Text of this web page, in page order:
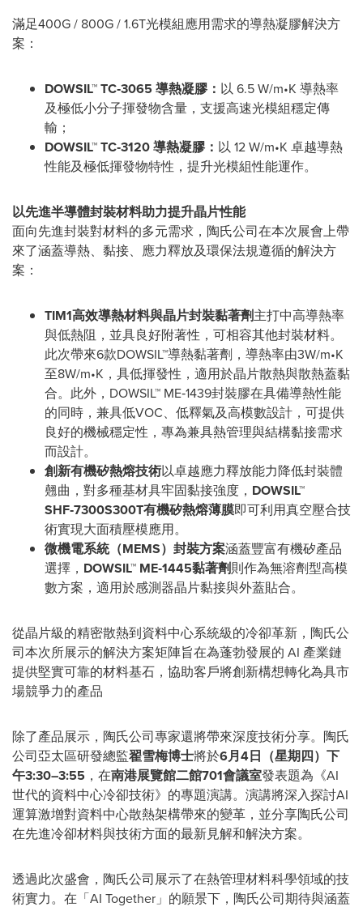
滿足400G / 800G / 1.6T光模組應用需求的導熱凝膠解決方
案：
DOWSIL™ TC‑3065 導熱凝膠： 以 6.5 W/m•K 導熱率
及極低小分子揮發物含量，支援高速光模組穩定傳
輸；
DOWSIL™ TC‑3120導熱凝膠： 以 12 W/m•K 卓越導熱
性能及極低揮發物特性，提升光模組性能運作。
以先進半導體封裝材料助力提升晶片性能
面向先進封裝對材料的多元需求，陶氏公司在本次展會上帶
來了涵蓋導熱、黏接、應力釋放及環保法規遵循的解決方
案：
TIM1高效導熱材料與晶片封裝黏著劑主打中高導熱率
與低熱阻，並具良好附著性，可相容其他封裝材料。
此次帶來6款DOWSIL™導熱黏著劑，導熱率由3W/m•K
至8W/m•K，具低揮發性，適用於晶片散熱與散熱蓋黏
合。此外，DOWSIL™ ME‑1439封裝膠在具備導熱性能
的同時，兼具低VOC、低釋氣及高模數設計，可提供
良好的機械穩定性，專為兼具熱管理與結構黏接需求
而設計。
創新有機矽熱熔技術以卓越應力釋放能力降低封裝體
翹曲，對多種基材具牢固黏接強度， DOWSIL™
SHF‑7300S300T有機矽熱熔薄膜即可利用真空壓合技
術實現大面積壓模應用。
微機電系統（MEMS）封裝方案涵蓋豐富有機矽產品
選擇， DOWSIL™ ME‑1445黏著劑則作為無溶劑型高模
數方案，適用於感測器晶片黏接與外蓋貼合。
從晶片級的精密散熱到資料中心系統級的冷卻革新，陶氏公
司本次所展示的解決方案矩陣旨在為蓬勃發展的 AI 產業鏈
提供堅實可靠的材料基石，協助客戶將創新構想轉化為具市
場競爭力的產品
除了產品展示，陶氏公司專家還將帶來深度技術分享。陶氏
公司亞太區研發總監翟雪梅博士將於6月4日（星期四）下
午3:30–3:55 ，在南港展覽館二館701會議室發表題為《AI
世代的資料中心冷卻技術》的專題演講。演講將深入探討AI
運算激增對資料中心散熱架構帶來的變革，並分享陶氏公司
在先進冷卻材料與技術方面的最新見解和解決方案。
透過此次盛會，陶氏公司展示了在熱管理材料科學領域的技
術實力。在「AI Together」的願景下，陶氏公司期待與涵蓋